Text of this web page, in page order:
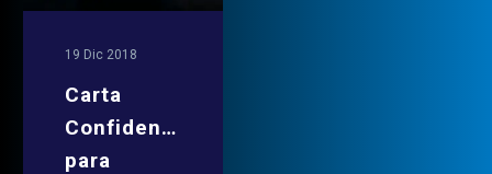
19 Dic 2018
Carta
Confidencialidad
para